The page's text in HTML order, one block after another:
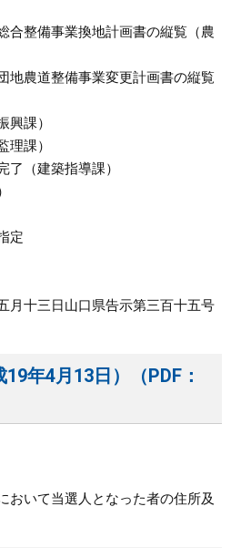
合整備事業換地計画書の縦覧（農
地農道整備事業変更計画書の縦覧
課）
課）
（建築指導課）
定
月十三日山口県告示第三百十五号
年4月13日）（PDF：
いて当選人となった者の住所及